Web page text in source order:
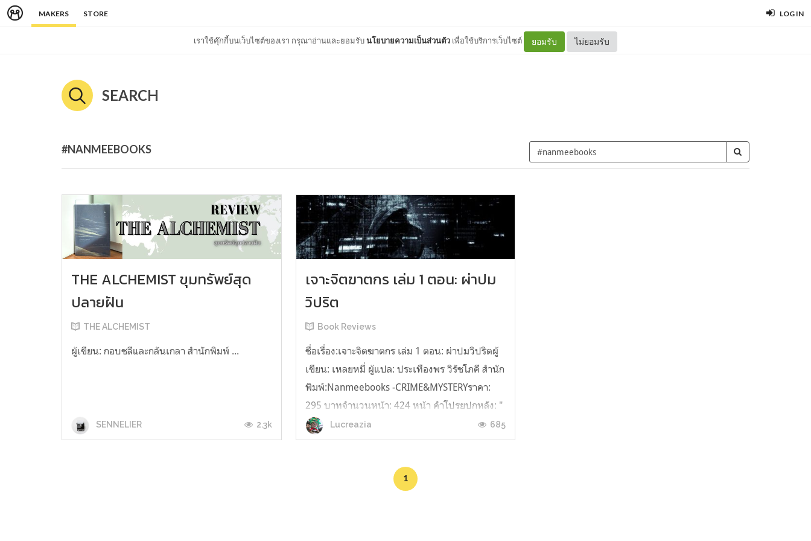
MAKERS STORE LOG IN
เราใช้คุ๊กกี้บนเว็บไซต์ของเรา กรุณาอ่านและยอมรับนโยบายความเป็นส่วนตัว เพื่อใช้บริการเว็บไซต์ ยอมรับ ไม่ยอมรับ
SEARCH
#NANMEEBOOKS
THE ALCHEMIST ขุมทรัพย์สุด
ปลายฝัน
THE ALCHEMIST
ผู้เขียน: กอบชลีและกลันเกลา สำนักพิมพ์ ...
SENNELIER 2.3k
เจาะจิตฆาตกร เล่ม 1 ตอน: ผ่าปม
วิปริต
Book Reviews
ชื่อเรื่อง:เจาะจิตฆาตกร เล่ม 1 ตอน: ผ่าปมวิปริตผู้
เขียน: เหลยหมี่ ผู้แปล: ประเทืองพร วิรัชโภคี สำนัก
พิมพ์:Nanmeebooks -CRIME&MYSTERYราคา:
295 บาทจำนวนหน้า: 424 หน้า คำโปรยปกหลัง: "
'ฟังมู่' เด็กหนุ่มอัจฉริยะผู้เงียบขรึมและรักสันโดษ
เขาสามารถถอดรหัสจิตใจอาชญากรและร่างภาพ
Lucreazia 685
1